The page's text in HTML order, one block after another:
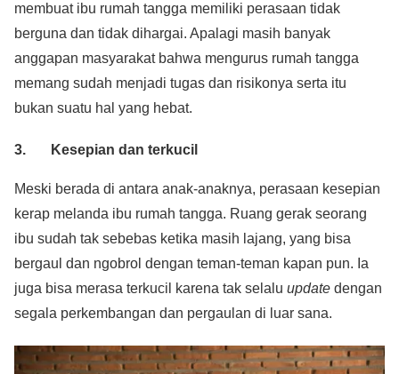
membuat ibu rumah tangga memiliki perasaan tidak
berguna dan tidak dihargai. Apalagi masih banyak
anggapan masyarakat bahwa mengurus rumah tangga
memang sudah menjadi tugas dan risikonya serta itu
bukan suatu hal yang hebat.
3. Kesepian dan terkucil
Meski berada di antara anak-anaknya, perasaan kesepian
kerap melanda ibu rumah tangga. Ruang gerak seorang
ibu sudah tak sebebas ketika masih lajang, yang bisa
bergaul dan ngobrol dengan teman-teman kapan pun. Ia
juga bisa merasa terkucil karena tak selalu update dengan
segala perkembangan dan pergaulan di luar sana.